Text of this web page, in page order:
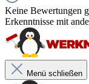
Metallen
Zum
WDVS
Zum
Zur
Keine Bewertungen
Erkenntnisse mit
Menü schließen